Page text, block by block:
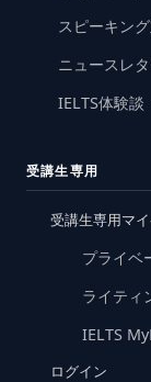
スピーキン
ニュースレ
IELTS体験談
受講生専用
受講生専用マ
プライベ
ライティ
IELTS
ログイン